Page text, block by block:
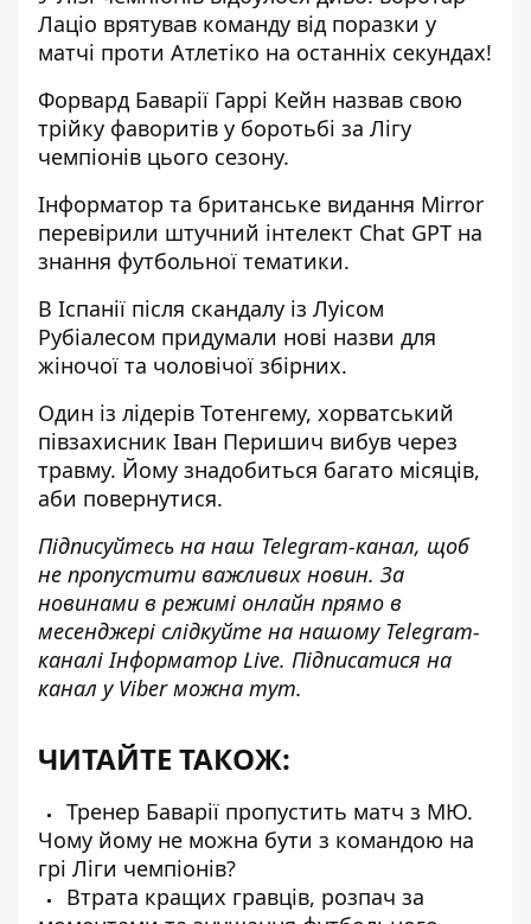
Лаціо врятував команду від поразки у
матчі проти Атлетіко на останніх секундах!
Форвард Баварії Гаррі Кейн назвав свою
трійку фаворитів у боротьбі за Лігу
чемпіонів цього сезону.
Інформатор та британське видання Mirror
перевірили штучний інтелект Chat GPT на
знання футбольної тематики.
В Іспанії після скандалу із Луісом
Рубіалесом придумали нові назви для
жіночої та чоловічої збірних.
Один із лідерів Тотенгему, хорватський
півзахисник Іван Перишич вибув через
травму. Йому знадобиться багато місяців,
аби повернутися.
Підписуйтесь на наш Telegram-канал, щоб
не пропустити важливих новин. За
новинами в режимі онлайн прямо в
месенджері слідкуйте на нашому Telegram-
каналіІнформатор Live. Підписатися на
канал у Viber можна тут.
ЧИТАЙТЕ ТАКОЖ:
Тренер Баварії пропустить матч з МЮ.
Чому йому не можна бути з командою на
грі Ліги чемпіонів?
Втрата кращих гравців, розпач за